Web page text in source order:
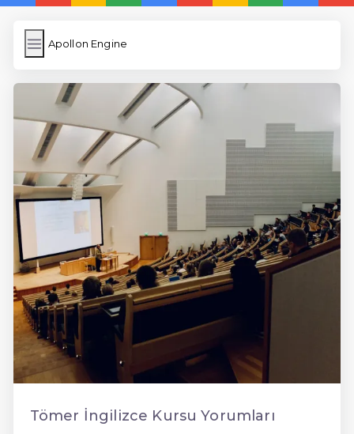
Apollon Engine
Apollon Engine
Resim Yükle
Wordpress Cache
Anasayfa
İngilizce Uygulamaları
5 Günde İngilizce
İngilizce
Dil Eğitimi
En Hızlı İngilizce
En Kolay İngilizce
En Ucuz İngilizce
Tömer İngilizce Kursu Yorumları